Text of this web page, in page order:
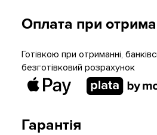
Оплата при
Готівкою при отриманні,
безготівковий розрахунок
Гарантія